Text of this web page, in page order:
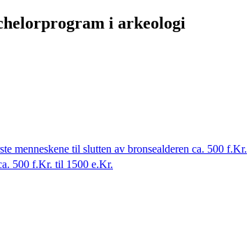
i arkeologi
menneskene til slutten av bronsealderen ca. 500 f.Kr.
500 f.Kr. til 1500 e.Kr.